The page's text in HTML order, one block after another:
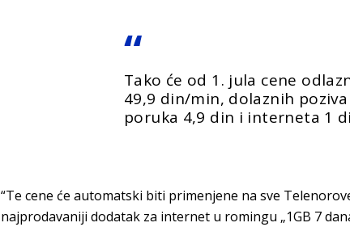
Tako će od 1. jula cene
49,9 din/min, dolaznih
poruka 4,9 din i interneta 1
“Te cene će automatski biti primenjene na sve
najprodavaniji dodatak za internet u romingu „1GB 7